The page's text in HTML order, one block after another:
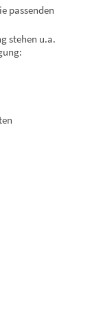
passenden
stehen u.a.